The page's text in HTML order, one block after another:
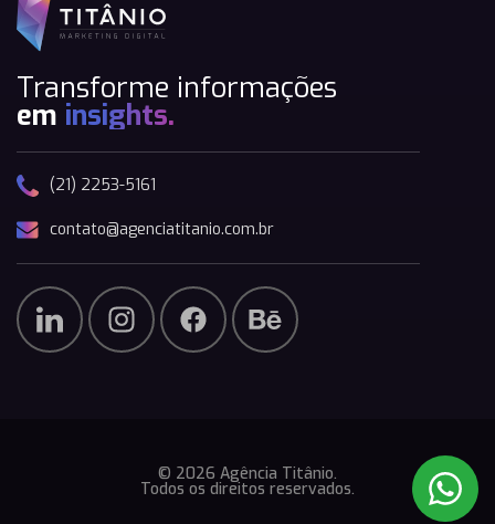
Transforme informações
em insights.
(21) 2253-5161
contato@agenciatitanio.com.br
© 2026 Agência Titânio.
Todos os direitos reservados.